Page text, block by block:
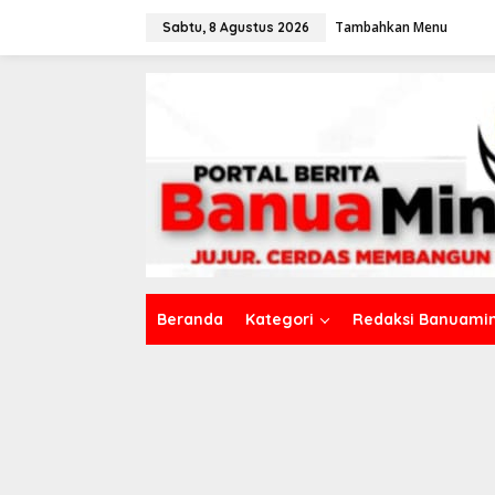
Sabtu, 8 Agustus 2026 Tambahkan Menu
Beranda Kategori Redaksi